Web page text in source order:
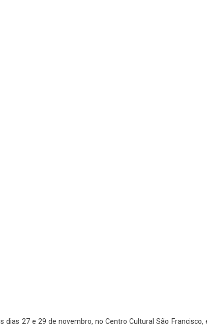
27 e 29 de novembro, no Centro Cultural São Francisco,